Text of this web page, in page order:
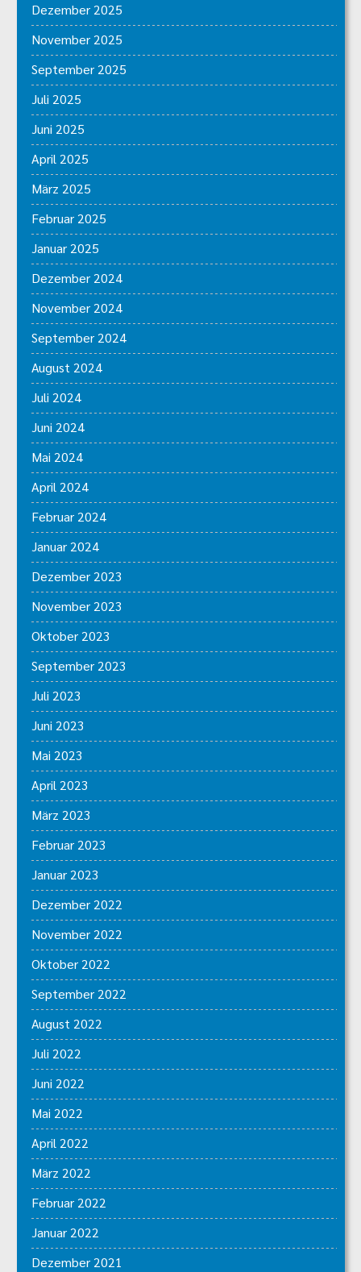
Dezember 2025
November 2025
September 2025
Juli 2025
Juni 2025
April 2025
März 2025
Februar 2025
Januar 2025
Dezember 2024
November 2024
September 2024
August 2024
Juli 2024
Juni 2024
Mai 2024
April 2024
Februar 2024
Januar 2024
Dezember 2023
November 2023
Oktober 2023
September 2023
Juli 2023
Juni 2023
Mai 2023
April 2023
März 2023
Februar 2023
Januar 2023
Dezember 2022
November 2022
Oktober 2022
September 2022
August 2022
Juli 2022
Juni 2022
Mai 2022
April 2022
März 2022
Februar 2022
Januar 2022
Dezember 2021